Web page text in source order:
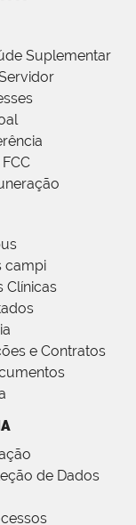
Suplementar
campi
Clínicas
e Contratos
de Dados